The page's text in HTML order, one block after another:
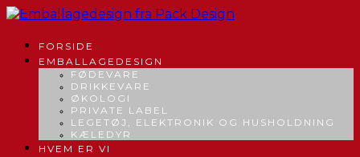
FORSIDE
EMBALLAGEDESIGN
FØDEVARE
DRIKKEVARE
ØKOLOGI
PRIVATE LABEL
LEGETØJ, ELEKTRONIK OG HUSHOLDNING
KÆLEDYR
HVEM ER VI